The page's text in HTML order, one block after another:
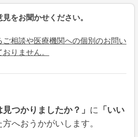
をお聞かせください。
相談や医療機関への個別のお問い
りません。
つかりましたか？」 に 「いい
へおうかがいします。